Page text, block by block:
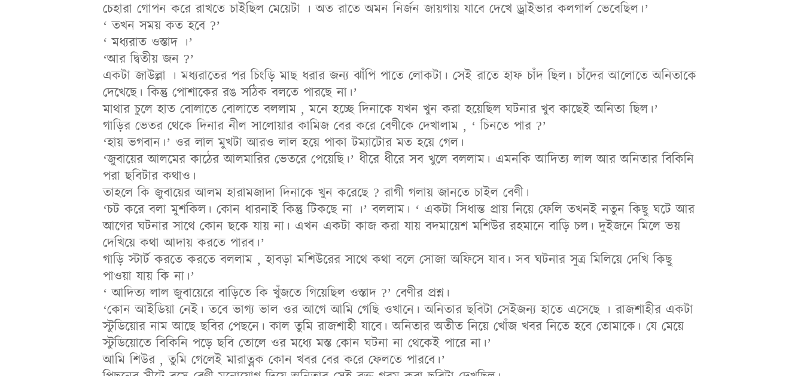
চেহারা গোপন করে রাখতে চাইছিল মেয়েটা । অত রাতে অমন নির্জন জায়গায় যাবে দেখে ড্রাইভার কলগার্ল ভেবেছিল।’
‘ তখন সময় কত হবে ?’
‘ মধ্যরাত ওস্তাদ ।’
‘আর দ্বিতীয় জন ?’
একটা জাউল্লা । মধ্যরাতের পর চিংড়ি মাছ ধরার জন্য ঝাঁপি পাতে লোকটা। সেই রাতে হাফ চাঁদ ছিল। চাঁদের আলোতে অনিতাকে
দেখেছে। কিন্তু পোশাকের রঙ সঠিক বলতে পারছে না।’
মাথার চুলে হাত বোলাতে বোলাতে বললাম , মনে হচ্ছে দিনাকে যখন খুন করা হয়েছিল ঘটনার খুব কাছেই অনিতা ছিল।’
গাড়ির ভেতর থেকে দিনার নীল সালোয়ার কামিজ বের করে বেণীকে দেখালাম , ‘ চিনতে পার ?’
‘হায় ভগবান।’ ওর লাল মুখটা আরও লাল হয়ে পাকা টম্যাটোর মত হয়ে গেল।
‘জুবায়ের আলমের কাঠের আলমারির ভেতরে পেয়েছি।’ ধীরে ধীরে সব খুলে বললাম। এমনকি আদিত্য লাল আর অনিতার বিকিনি
পরা ছবিটার কথাও।
তাহলে কি জুবায়ের আলম হারামজাদা দিনাকে খুন করেছে ? রাগী গলায় জানতে চাইল বেণী।
‘চট করে বলা মুশকিল। কোন ধারনাই কিন্তু টিকছে না ।’ বললাম। ‘ একটা সিধান্ত প্রায় নিয়ে ফেলি তখনই নতুন কিছু ঘটে আর
আগের ঘটনার সাথে কোন ছকে যায় না। এখন একটা কাজ করা যায় বদমায়েশ মশিউর রহমানে বাড়ি চল। দুইজনে মিলে ভয়
দেখিয়ে কথা আদায় করতে পারব।’
গাড়ি স্টার্ট করতে করতে বললাম , হাবড়া মশিউরের সাথে কথা বলে সোজা অফিসে যাব। সব ঘটনার সুত্র মিলিয়ে দেখি কিছু
পাওয়া যায় কি না।’
‘ আদিত্য লাল জুবায়েরে বাড়িতে কি খুঁজতে গিয়েছিল ওস্তাদ ?’ বেণীর প্রশ্ন।
‘কোন আইডিয়া নেই। তবে ভাগ্য ভাল ওর আগে আমি গেছি ওখানে। অনিতার ছবিটা সেইজন্য হাতে এসেছে । রাজশাহীর একটা
স্টুডিয়োর নাম আছে ছবির পেছনে। কাল তুমি রাজশাহী যাবে। অনিতার অতীত নিয়ে খোঁজ খবর নিতে হবে তোমাকে। যে মেয়ে
স্টুডিয়োতে বিকিনি পড়ে ছবি তোলে ওর মধ্যে মস্ত কোন ঘটনা না থেকেই পারে না।’
আমি শিউর , তুমি গেলেই মারাত্নক কোন খবর বের করে ফেলতে পারবে।’